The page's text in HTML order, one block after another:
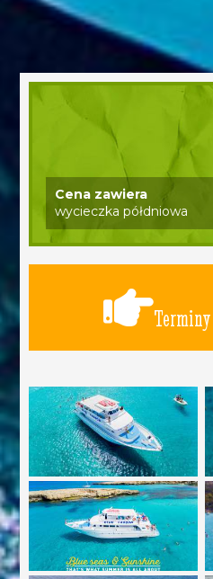
Cena zawiera
wycieczka półdniowa